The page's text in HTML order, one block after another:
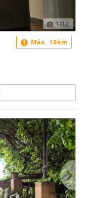
1/12
Máx. 10km